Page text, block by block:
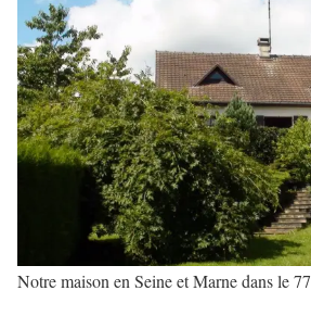
Notre maison en Seine et Marne dans le 77